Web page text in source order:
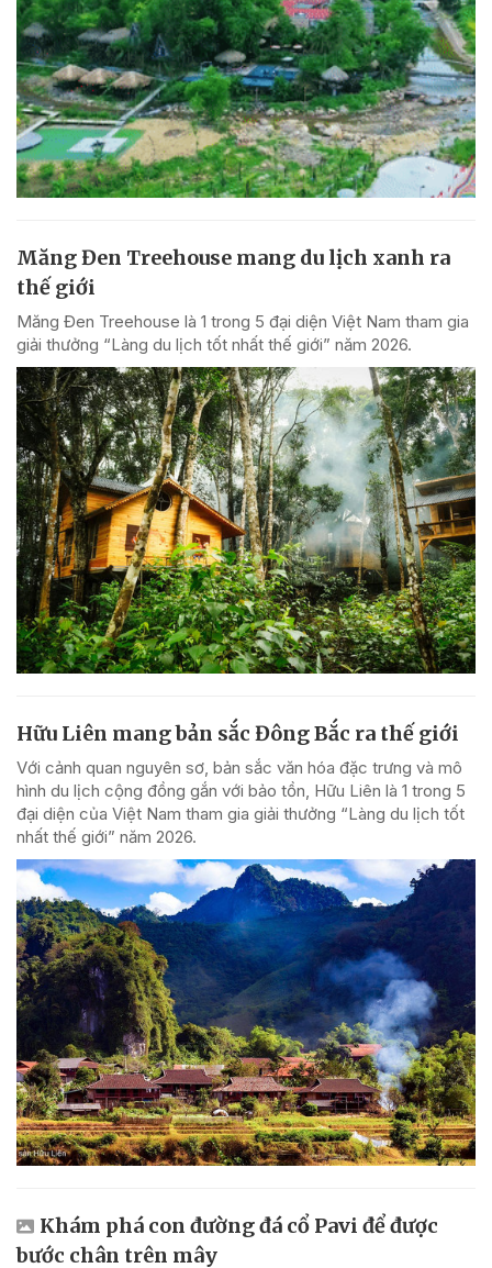
Măng Đen Treehouse mang du lịch xanh ra
thế giới
Măng Đen Treehouse là 1 trong 5 đại diện Việt Nam tham gia
giải thưởng “Làng du lịch tốt nhất thế giới” năm 2026.
Hữu Liên mang bản sắc Đông Bắc ra thế giới
Với cảnh quan nguyên sơ, bản sắc văn hóa đặc trưng và mô
hình du lịch cộng đồng gắn với bảo tồn, Hữu Liên là 1 trong 5
đại diện của Việt Nam tham gia giải thưởng “Làng du lịch tốt
nhất thế giới” năm 2026.
Khám phá con đường đá cổ Pavi để được
bước chân trên mây